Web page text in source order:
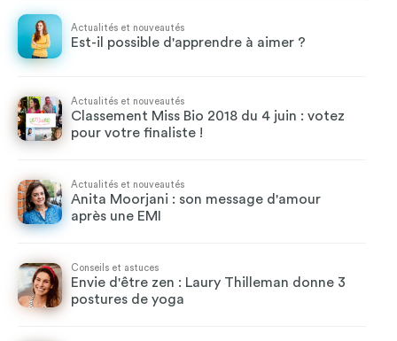
Actualités et nouveautés
Est-il possible d'apprendre à aimer ?
Actualités et nouveautés
Classement Miss Bio 2018 du 4 juin : votez
pour votre finaliste !
Actualités et nouveautés
Anita Moorjani : son message d'amour
après une EMI
Conseils et astuces
Envie d'être zen : Laury Thilleman donne 3
postures de yoga